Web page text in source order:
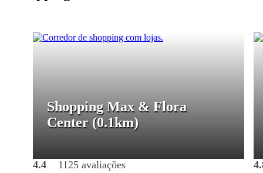
Shopping Max & Flora
Center (0.1km)
4.4 1125 avaliações